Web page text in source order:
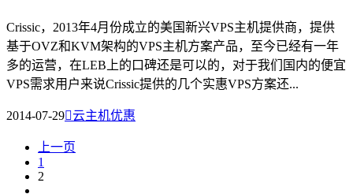
Crissic，2013年4月份成立的美国新兴VPS主机提供商，提供
基于OVZ和KVM架构的VPS主机方案产品，至今已经有一年
多的运营，在LEB上的口碑还是可以的，对于我们国内的便宜
VPS需求用户来说Crissic提供的几个实惠VPS方案还...
2014-07-29云主机优惠
上一页
1
2